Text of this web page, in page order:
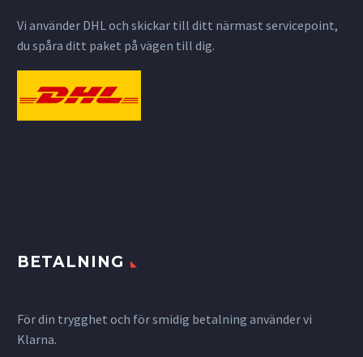
Vi använder DHL och skickar till ditt närmast servicepoint,
du spåra ditt paket på vägen till dig.
BETALNING
För din trygghet och för smidig betalning använder vi
Klarna.